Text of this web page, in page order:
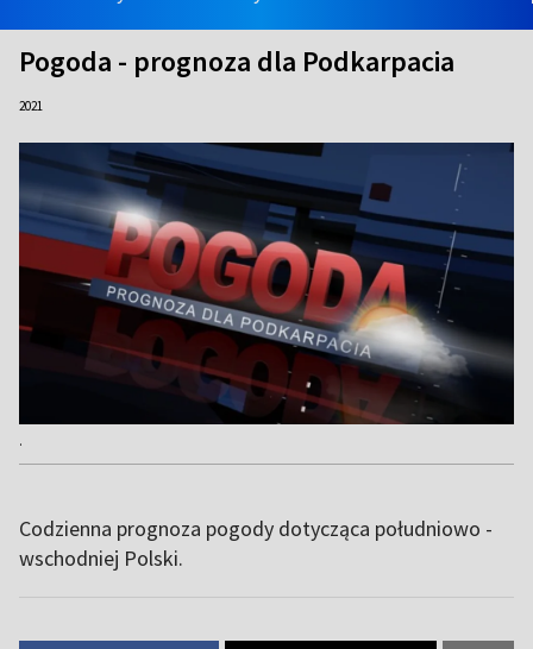
Pogoda - prognoza dla Podkarpacia
2021
.
Codzienna prognoza pogody dotycząca południowo -
wschodniej Polski.